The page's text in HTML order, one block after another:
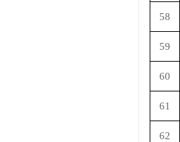
58
59
60
61
62